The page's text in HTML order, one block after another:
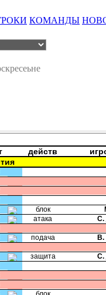
КОМАНДЫ
действ
блок
атака С.
подача В.
защита С.